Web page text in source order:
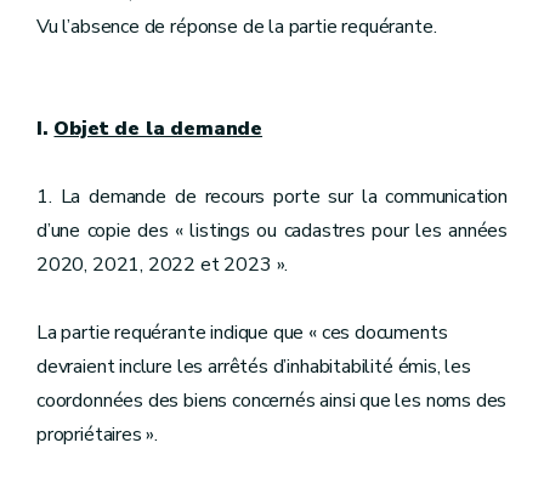
Vu l’absence de réponse de la partie requérante.
I. Objet de la demande
1. La demande de recours porte sur la communication
d’une copie des « listings ou cadastres pour les années
2020, 2021, 2022 et 2023 ».
La partie requérante indique que « ces documents
devraient inclure les arrêtés d’inhabitabilité émis, les
coordonnées des biens concernés ainsi que les noms des
propriétaires ».